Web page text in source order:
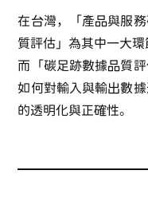
在台灣，「產品與服
質評估」為其中一大環
而「碳足跡數據品質
如何對輸入與輸出數
的透明化與正確性。